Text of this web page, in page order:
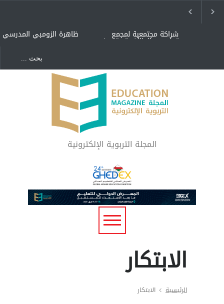
ظاهرة الزومبي المدرسي شراكة مجتمعية لمجمع
تعليمي بالطائف تستهدف
"كنت أنضرب ومافيني إلا
العافية" هل هذا مبرر
لاستمرار أسلوب التربية
المتوارث؟
لماذا تعد برامج توعية الأطفال
بخصوصية الجسد وقاية لا
فضول؟
المجلة التربوية الإلكترونية
الابتكار
الرئيسية الابتكار